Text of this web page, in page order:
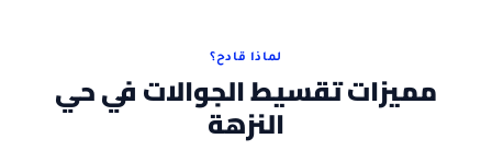
لماذا قادح؟
مميزات تقسيط الجوالات في حي
النزهة